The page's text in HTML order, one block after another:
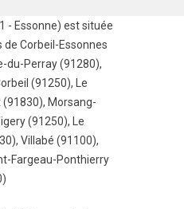
- Essonne) est située
de Corbeil-Essonnes
du-Perray (91280),
(91250),
Le
(91830), Morsang-
(91250),
Le
, Villabé (91100),
Fargeau-Ponthierry